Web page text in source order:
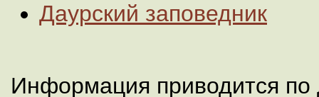
Даурский заповедник
Информация приводится